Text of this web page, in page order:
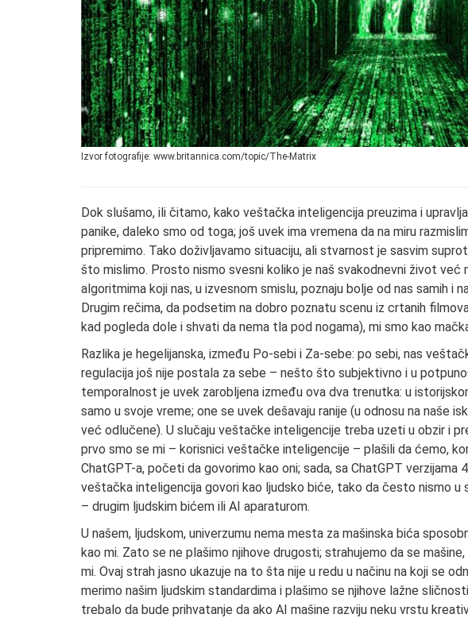
Izvor fotografije: www.britannica.com/topic/The-Matrix
Dok slušamo, ili čitamo, kako veštačka inteligencija preuzima i
panike, daleko smo od toga; još uvek ima vremena da na miru
pripremimo. Tako doživljavamo situaciju, ali stvarnost je sasvim
što mislimo. Prosto nismo svesni koliko je naš svakodnevni život već
algoritmima koji nas, u izvesnom smislu, poznaju bolje od nas samih i
Drugim rečima, da podsetim na dobro poznatu scenu iz crtanih
kad pogleda dole i shvati da nema tla pod nogama), mi smo kao
Razlika je hegelijanska, između Po-sebi i Za-sebe: po sebi, nas
regulacija još nije postala za sebe – nešto što subjektivno i u
temporalnost je uvek zarobljena između ova dva trenutka: u
samo u svoje vreme; one se uvek dešavaju ranije (u odnosu na naše
već odlučene). U slučaju veštačke inteligencije treba uzeti u obzir i
prvo smo se mi – korisnici veštačke inteligencije – plašili da ćemo,
ChatGPT-a, početi da govorimo kao oni; sada, sa ChatGPT verzijama
veštačka inteligencija govori kao ljudsko biće, tako da često nismo u
– drugim ljudskim bićem ili AI aparaturom.
U našem, ljudskom, univerzumu nema mesta za mašinska bića
kao mi. Zato se ne plašimo njihove drugosti; strahujemo da se
mi. Ovaj strah jasno ukazuje na to šta nije u redu u načinu na koji se
merimo našim ljudskim standardima i plašimo se njihove lažne
trebalo da bude prihvatanje da ako AI mašine razviju neku vrstu